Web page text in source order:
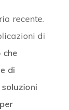
recente.
di
che
di